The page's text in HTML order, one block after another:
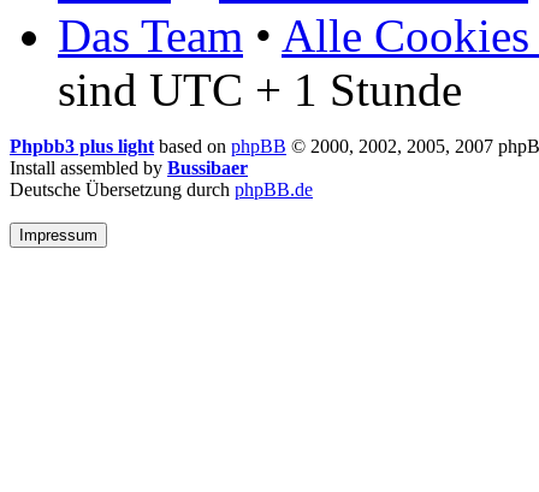
Das Team • Alle Cookies
sind UTC + 1 Stunde
Phpbb3 plus light based on phpBB © 2000, 2002, 2005, 2007
Install assembled by Bussibaer
Deutsche Übersetzung durch phpBB.de